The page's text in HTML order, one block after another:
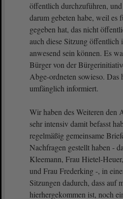
öffentlich durchzuführen,
darum gebeten habe, weil es
gegeben hat, das nicht
auch diese Sitzung öffentlich
anwesend sein können. Es
Bürger von der
Abge-ordneten sowieso.
umfänglich informiert.
Wir haben des Weiteren den
sehr intensiv damit befasst
regelmäßig gemeinsame
Nachfragen gestellt haben -
Kleemann, Frau Hietel-
und Frau Frederking -, in
Sitzungen dadurch, dass auf
hierhergekommen ist, noch